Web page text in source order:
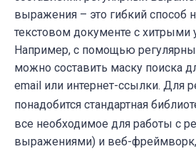
выражения – это гибкий способ
текстовом документе с хитрыми
Например, с помощью
можно составить маску поиска
email или интернет-ссылки. Для
понадобится стандартная
все необходимое для работы с
выражениями) и веб-фреймворк,